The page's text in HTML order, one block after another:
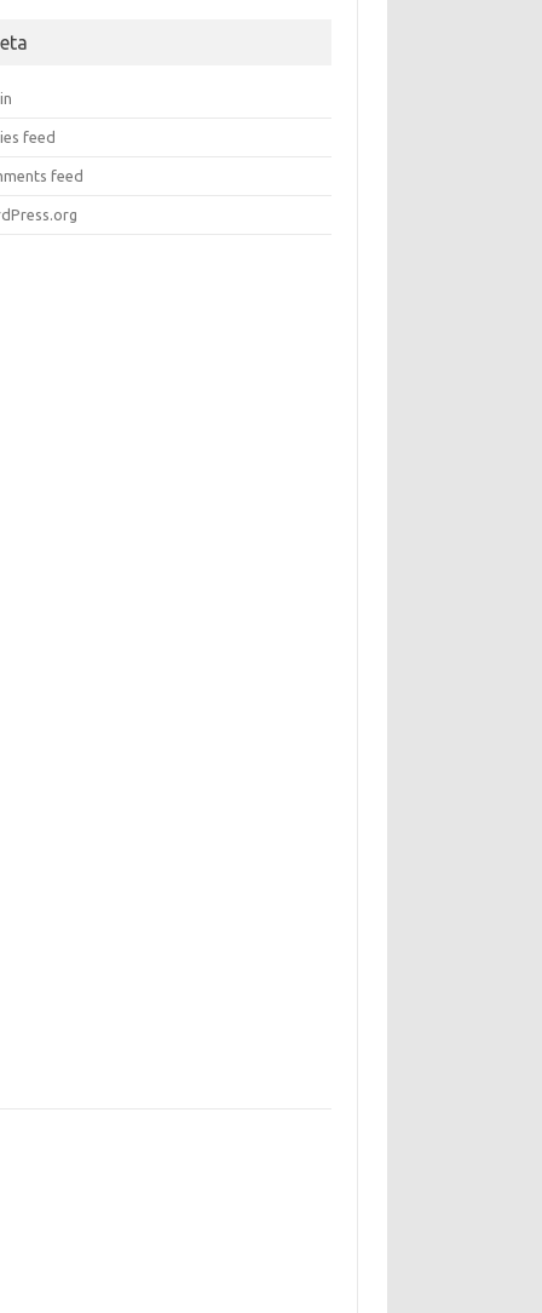
feed
feed